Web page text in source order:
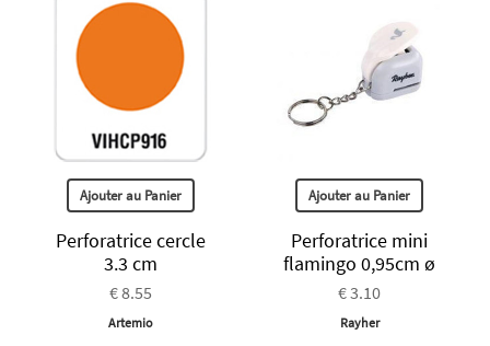
Ajouter au Panier
Perforatrice cercle
3.3 cm
€ 8.55
Artemio
Ajouter au Panier
Perforatrice mini
flamingo 0,95cm ø
€ 3.10
Rayher